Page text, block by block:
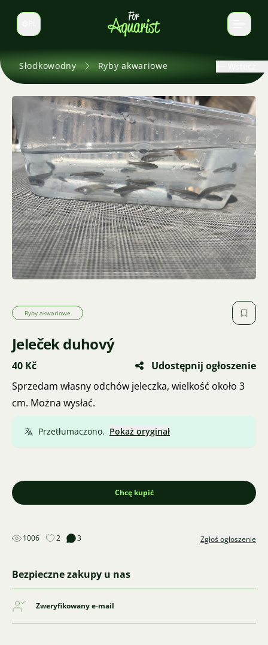
Zmień język
Słodkowodny Ryby akwariowe
Ryby akwariowe
Jeleček duhový
40 Kč
Udostępnij ogłoszenie
Sprzedam własny odchów jeleczka, wielkość około 3
cm. Można wysłać.
Przetłumaczono. Pokaż oryginał
Chcę kupić
1006 2 3 Zgłoś ogłoszenie
Bezpieczne zakupy u nas
Zweryfikowany e-mail